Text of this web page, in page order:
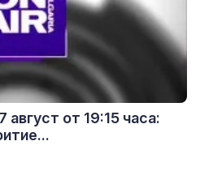
август от 19:15 часа: